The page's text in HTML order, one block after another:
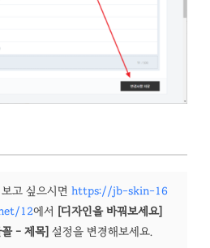
고 싶으시면 https://jb-skin-16
12에서 [디자인을 바꿔보세요]
꼴 - 제목] 설정을 변경해보세요.